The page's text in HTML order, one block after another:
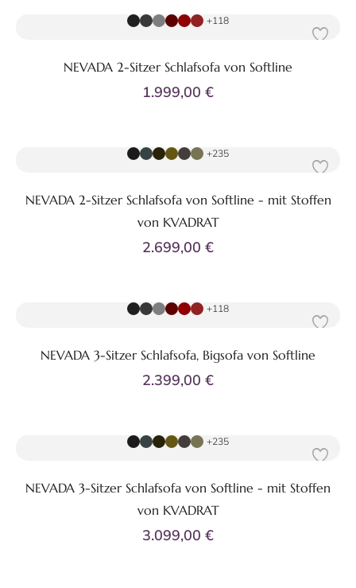
+118
NEVADA 2-Sitzer Schlafsofa von Softline
1.999,00 €
+235
NEVADA 2-Sitzer Schlafsofa von Softline - mit Stoffen
von KVADRAT
2.699,00 €
+118
NEVADA 3-Sitzer Schlafsofa, Bigsofa von Softline
2.399,00 €
+235
NEVADA 3-Sitzer Schlafsofa von Softline - mit Stoffen
von KVADRAT
3.099,00 €